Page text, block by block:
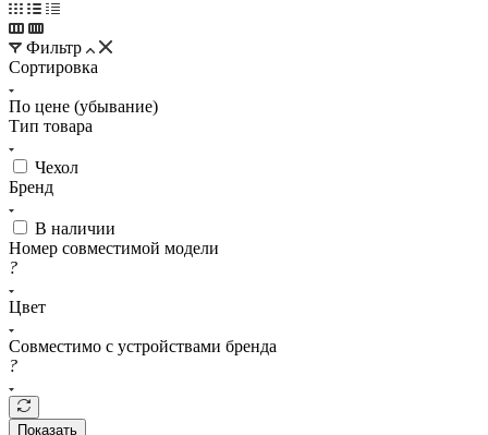
Фильтр
Сортировка
По цене (убывание)
Тип товара
Чехол
Бренд
В наличии
Номер совместимой модели
?
Цвет
Совместимо с устройствами бренда
?
Показать